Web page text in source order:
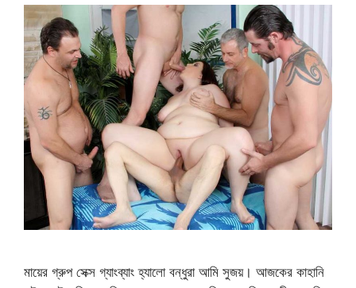
মায়ের গ্রুপ সেক্স গ্যাংব্যাং হ্যালো বন্ধুরা আমি সুজয়। আজকের কাহানি